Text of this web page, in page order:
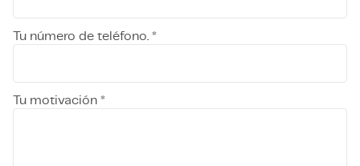
Tu número de teléfono. *
Tu motivación *